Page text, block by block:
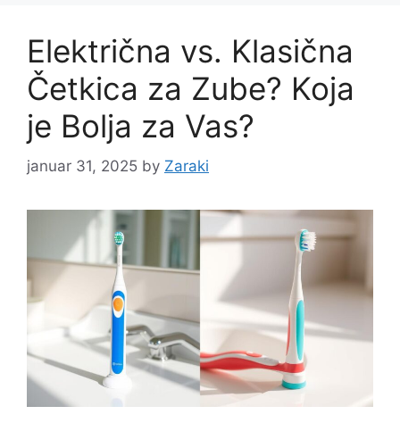
Električna vs. Klasična
Četkica za Zube? Koja
je Bolja za Vas?
januar 31, 2025 by Zaraki